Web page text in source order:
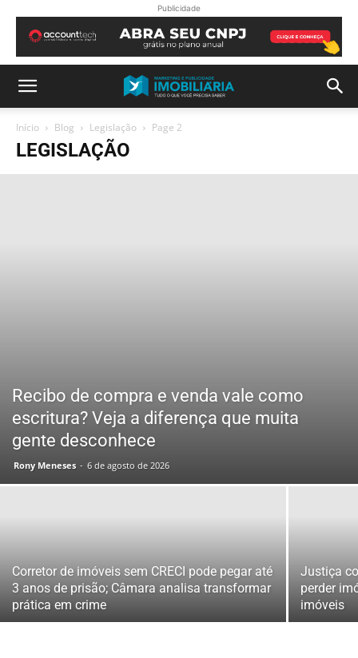
Publicidade
Início Blog Legislação Page 2
LEGISLAÇÃO
Recibo de compra e venda vale como
escritura? Veja a diferença que muita
gente desconhece
Rony Meneses - 6 de agosto de 2026
Corretor de imóveis sem CRECI pode pegar até
3 anos de prisão; Câmara analisa transformar
prática em crime
Justiça
perder
imóveis